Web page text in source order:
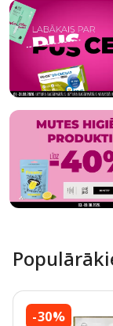
-30%